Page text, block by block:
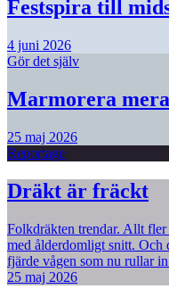
Festspira till
4 juni 2026
Gör det själv
Marmorera
25 maj 2026
Reportage
Dräkt är fräckt
Folkdräkten trendar. Allt
med ålderdomligt snitt. Och
fjärde vågen som nu rullar
25 maj 2026